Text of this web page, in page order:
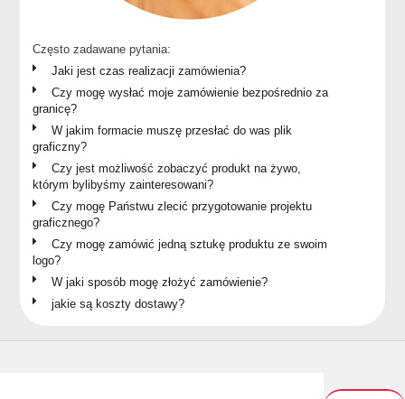
Często zadawane pytania:
Jaki jest czas realizacji zamówienia?
Czy mogę wysłać moje zamówienie bezpośrednio za
granicę?
W jakim formacie muszę przesłać do was plik
graficzny?
Czy jest możliwość zobaczyć produkt na żywo,
którym bylibyśmy zainteresowani?
Czy mogę Państwu zlecić przygotowanie projektu
graficznego?
Czy mogę zamówić jedną sztukę produktu ze swoim
logo?
W jaki sposób mogę złożyć zamówienie?
jakie są koszty dostawy?